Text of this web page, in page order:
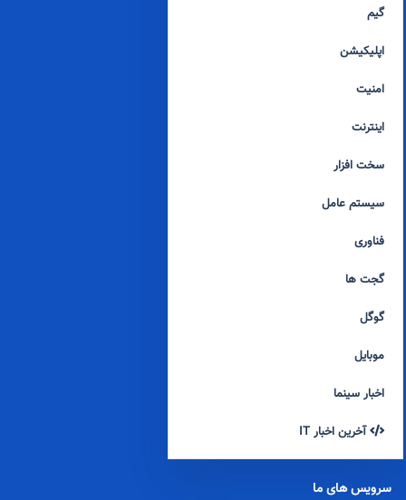
گیم
اپلیکیشن
امنیت
اینترنت
سخت افزار
سیستم عامل
فناوری
گجت ها
گوگل
موبایل
اخبار سینما
آخرین اخبار IT
سرویس های ما